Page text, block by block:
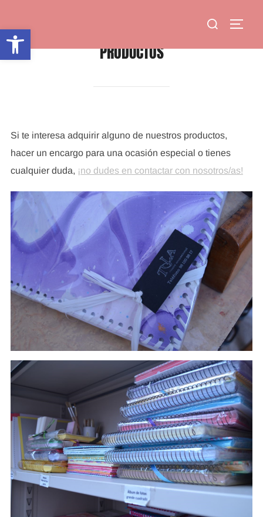
Abrir barra de herramientas
contenido
Buscar:
PRODUCTOS
Si te interesa adquirir alguno de nuestros productos,
hacer un encargo para una ocasión especial o tienes
cualquier duda, ¡no dudes en contactar con nosotros/as!